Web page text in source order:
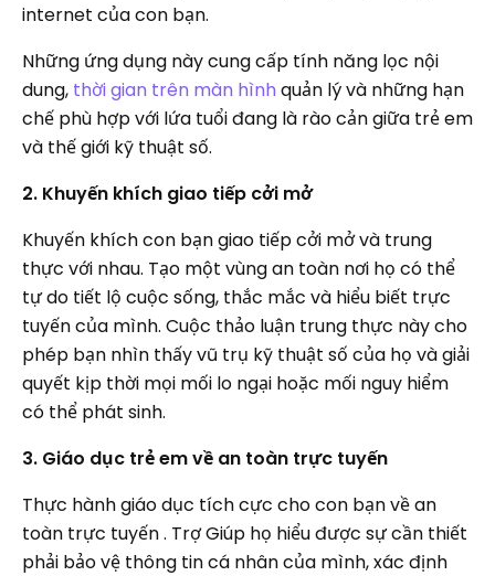
internet của con bạn.
Những ứng dụng này cung cấp tính năng lọc nội
dung, thời gian trên màn hình quản lý và những hạn
chế phù hợp với lứa tuổi đang là rào cản giữa trẻ em
và thế giới kỹ thuật số.
2. Khuyến khích giao tiếp cởi mở
Khuyến khích con bạn giao tiếp cởi mở và trung
thực với nhau. Tạo một vùng an toàn nơi họ có thể
tự do tiết lộ cuộc sống, thắc mắc và hiểu biết trực
tuyến của mình. Cuộc thảo luận trung thực này cho
phép bạn nhìn thấy vũ trụ kỹ thuật số của họ và giải
quyết kịp thời mọi mối lo ngại hoặc mối nguy hiểm
có thể phát sinh.
3. Giáo dục trẻ em về an toàn trực tuyến
Thực hành giáo dục tích cực cho con bạn về an
toàn trực tuyến . Trợ Giúp họ hiểu được sự cần thiết
phải bảo vệ thông tin cá nhân của mình, xác định